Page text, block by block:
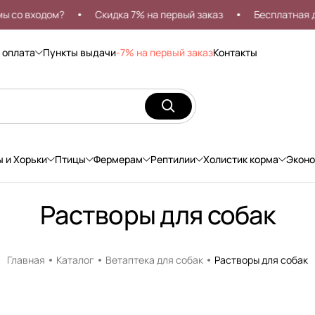
Скидка 7% на первый заказ Бесплатная
Пункты выдачи-7% на первый заказКонтакты
и Хорьки Птицы Фермерам Рептилии Холистик корма
Растворы для собак
Главная Каталог Ветаптека для собак Растворы для собак